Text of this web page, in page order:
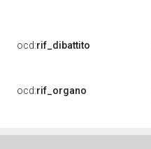
ocd:rif_dibattito
ocd:rif_organo